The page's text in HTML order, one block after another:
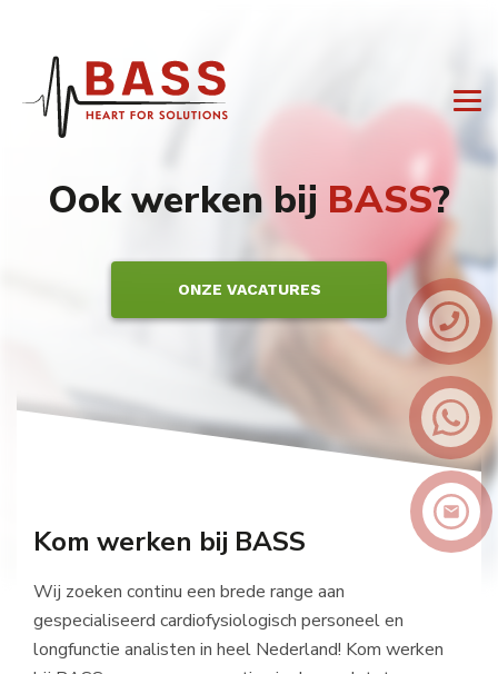
Ook werken bij BASS?
ONZE VACATURES
Kom werken bij BASS
Wij zoeken continu een brede range aan
gespecialiseerd cardiofysiologisch personeel en
longfunctie analisten in heel Nederland! Kom werken